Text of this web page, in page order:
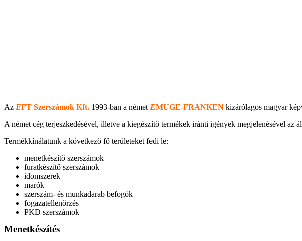
Az EFT Szerszámok Kft. 1993-ban a német EMUGE-FRANKEN kizárólagos magyar
A német cég terjeszkedésével, illetve a kiegészítő termékek iránti igények megjelenésével az
Termékkínálatunk a következő fő területeket fedi le:
menetkészítő szerszámok
furatkészítő szerszámok
idomszerek
marók
szerszám- és munkadarab befogók
fogazatellenőrzés
PKD szerszámok
Menetkészítés